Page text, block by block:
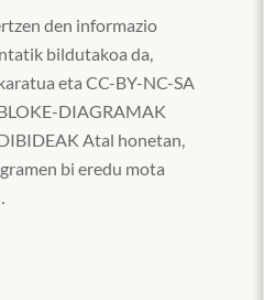
den informazio
bildutakoa da,
eta CC-BY-NC-SA
DIAGRAMAK
Atal honetan,
bi eredu mota